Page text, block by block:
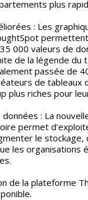
plus
: Les
35 000 valeurs de
de la légende du
passée de
de tableaux
plus riches pour
: La
permet
le stockage,
les organisations
de la plateforme